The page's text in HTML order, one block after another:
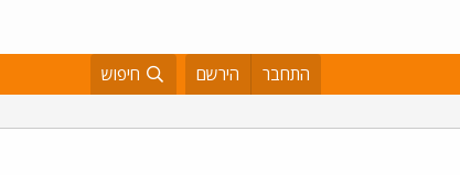
התחבר הירשם חיפוש